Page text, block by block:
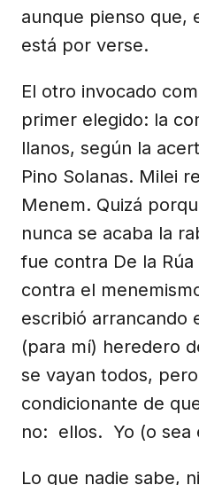
aunque pienso que,
está por verse.
El otro invocado
primer elegido: la
llanos, según la
Pino Solanas. Milei
Menem. Quizá
nunca se acaba la
fue contra De la Rúa
contra el
escribió arrancando
(para mí) heredero
se vayan todos,
condicionante de
no: ellos. Yo (o sea
Lo que nadie sabe,